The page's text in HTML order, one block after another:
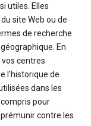
utiles. Elles
site Web ou de
de recherche
En
centres
l'historique de
dans les
pour
contre les